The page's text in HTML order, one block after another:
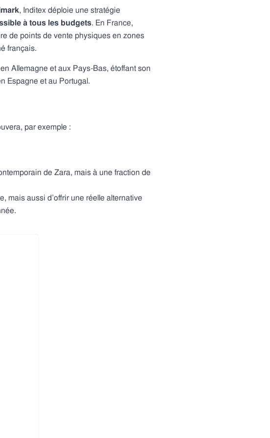
, Inditex déploie une stratégie
à tous les budgets. En France,
de points de vente physiques en zones
français.
Allemagne et aux Pays-Bas, étoffant son
Espagne et au Portugal.
par exemple :
de Zara, mais à une fraction de
mais aussi d’offrir une réelle alternative